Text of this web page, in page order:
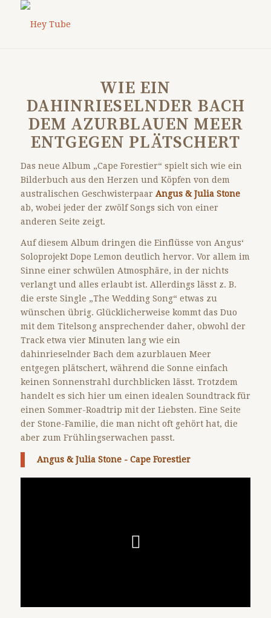
WIE EIN
DAHINRIESELNDER BACH
DEM AZURBLAUEN MEER
ENTGEGEN PLÄTSCHERT
Das neue Album „Cape Forestier“ spielt sich wie ein
Bilderbuch aus den Herzen und Köpfen von dem
australischen Geschwisterpaar Angus & Julia Stone
ab, wobei jeder der zwölf Songs sich von einer
anderen Seite zeigt.
Auf diesem Album dringen die Einflüsse von Angus‘
Soloprojekt Dope Lemon deutlich hervor. Vor allem im
Sinne einer schwülen Atmosphäre, in der nichts
verlangt und alles erlaubt ist. Allerdings lässt z. B.
die erste Single „The Wedding Song“ etwas zu
wünschen übrig. Glücklicherweise kommt das Duo
mit dem Titelsong ansprechender daher, obwohl der
Track etwa vier Minuten lang wie ein
dahinrieselnder Bach dem azurblauen Meer
entgegen plätschert, während die Sonne einfach
keinen Sonnenstrahl durchblicken lässt. Trotzdem
handelt es sich hier um einen idealen Soundtrack für
einen Sommer-Roadtrip mit der Liebsten. Eine Seite
der Stone-Familie, die man nicht oft gehört hat, die
aber zum Frühlingserwachen passt.
Angus & Julia Stone - Cape Forestier